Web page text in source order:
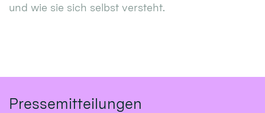
und wie sie sich selbst versteht.
Pressemitteilungen